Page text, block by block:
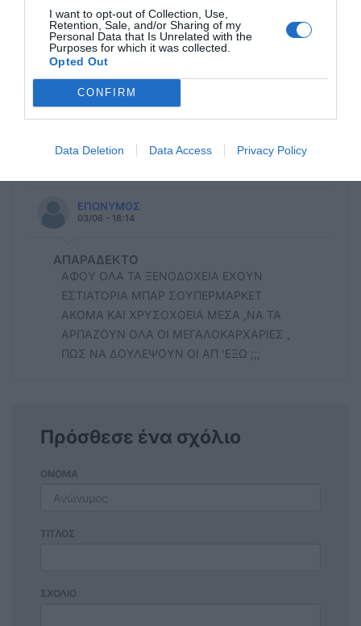
I want to opt-out of Collection, Use,
Retention, Sale, and/or Sharing of my
Personal Data that Is Unrelated with the
Purposes for which it was collected.
Opted Out
CONFIRM
Data Deletion Data Access Privacy Policy
το καταλαβαίνετε ότι δεν μπορεί να
λειτουργήσει θετικά αιώνιος!!!
στον φωτισμό παντού λακκούβες... αντε
καλέ μια χαρά είναι όλα
ΕΠΩΝΥΜΟΣ
03/06 - 18:14
ΑΠΑΡΑΔΕΚΤΟ
ΑΦΟΥ ΟΛΑ ΤΑ ΞΕΝΟΔΟΧΕΙΑ ΕΧΟΥΝ
ΕΣΤΙΑΤΟΡΙΑ ΜΠΑΡ ΣΟΥΠΕΡΜΑΡΚΕΤ
ΑΚΟΜΑ ΚΑΙ ΧΡΥΣΟΧΟΕΙΑ ΜΕΣΑ ,ΝΑ ΤΑ
ΑΡΠΑΖΟΥΝ ΟΛΑ ΟΙ ΜΕΓΑΛΟΚΑΡΧΑΡΙΕΣ ,
ΠΩΣ ΝΑ ΔΟΥΛΕΨΟΥΝ ΟΙ ΑΠ ‘ΕΞΩ ;;;
Πρόσθεσε ένα σχόλιο
ΟΝΟΜΑ
ΤΙΤΛΟΣ
ΣΧΟΛΙΟ